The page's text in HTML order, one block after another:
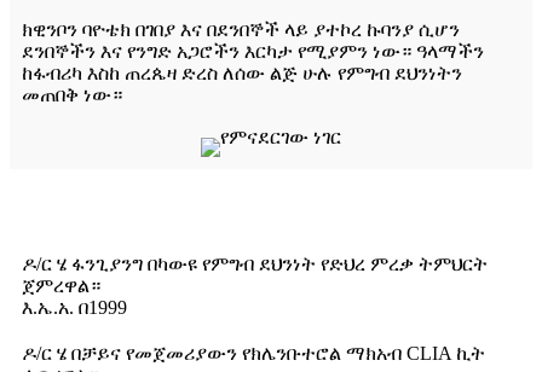
ክዊንቦን ባዮቴክ በገበያ እና በደንበኞች ላይ ያተኮረ ኩባንያ ሲሆን
ደንበኞችን እና የንግድ አጋሮችን እርካታ የሚያምን ነው። ዓላማችን
ከፋብሪካ እስከ ጠረጴዛ ድረስ ለሰው ልጅ ሁሉ የምግብ ደህንነትን
መጠበቅ ነው።
ዶ/ር ሄ ፋንጊያንግ በካውዩ የምግብ ደህንነት የድህረ ምረቃ ትምህርት
ጀምረዋል።
እ.ኤ.አ. በ1999
ዶ/ር ሄ በቻይና የመጀመሪያውን የክሌንቡተሮል ማክአብ CLIA ኪት